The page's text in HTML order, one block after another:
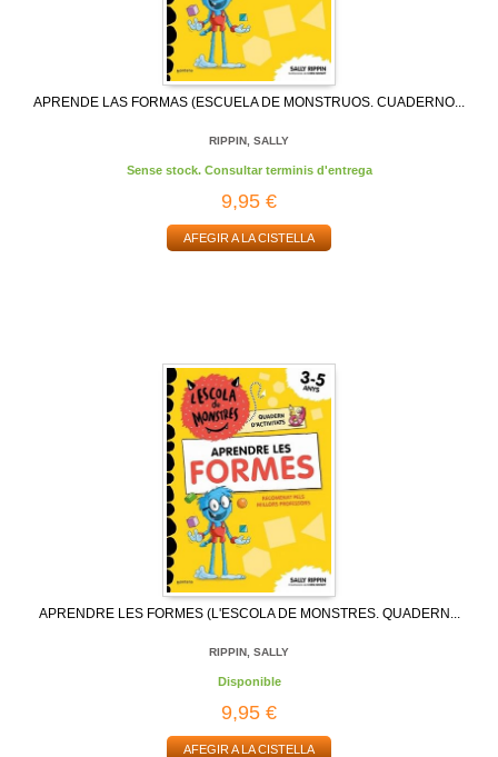
APRENDE LAS FORMAS (ESCUELA DE MONSTRUOS. CUADERNO...
RIPPIN, SALLY
Sense stock. Consultar terminis d'entrega
9,95 €
AFEGIR A LA CISTELLA
APRENDRE LES FORMES (L'ESCOLA DE MONSTRES. QUADERN...
RIPPIN, SALLY
Disponible
9,95 €
AFEGIR A LA CISTELLA